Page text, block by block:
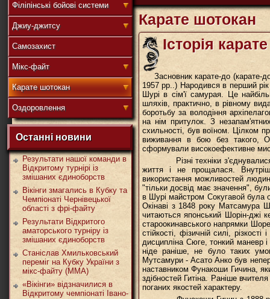
連
盟
武
道
Філіпінські бойові системи
Джиу-джитсу
Самозахист
Мікс-файт
Карате шотокан
Оздоровлення
Останні новини
Результати нашої команди в
Відкритому турнірі із
змішаних єдиноборств
Вікінги змагались в Кубку та
Чемпіонаті Чернівецької
області з фрі-файту
Результати Відкритого
аматорського турніру із
змішаних єдиноборств
Станіслав Хмильковський
переміг на Кубку України з
мікс-файту (ММА)
«Вікінги» відзначилися в
Відкритому чемпіонаті Івано-
Карате шотокан
Історія
Засновник карате-до (карате-
1957 рр..) Народився в перший рік
Шурі в сім'ї самурая. Це
шляхів, практично, в рівному
боротьбу за володіння
на нім притулок. З
схильності, був воїном. Цілком
виживання в бою без такого,
сформували високоефективне
Різні техніки з'єднувалися
життя і не прощалася.
використання можливостей
"тільки досвід має значення",
в Шурі майстром Сокугавой була
Окінаві з 1848 року Матсамура
читаються японський Шорін-джі
староокинавського напрямки
стійкості, фізичній силі,
дисципліна Сюге, тонкий маневр
ніде раніше, не було таких
Мутсамури - Асато Анко був
наставником Фунакоши Гичина,
здібностей Гитіна. Раніше
поганих якостей характеру.